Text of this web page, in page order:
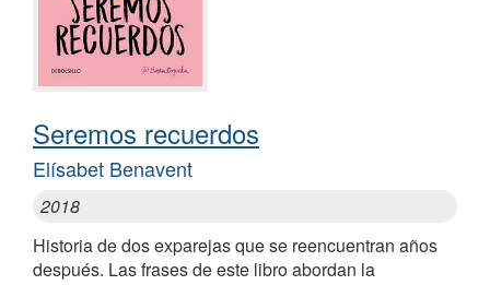
Seremos recuerdos
Elísabet Benavent
2018
Historia de dos exparejas que se reencuentran años
después. Las frases de este libro abordan la